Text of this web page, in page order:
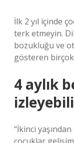
İlk 2 yıl içinde
terk etmeyin.
bozukluğu ve
gösteren birçok
4 aylık
“İkinci